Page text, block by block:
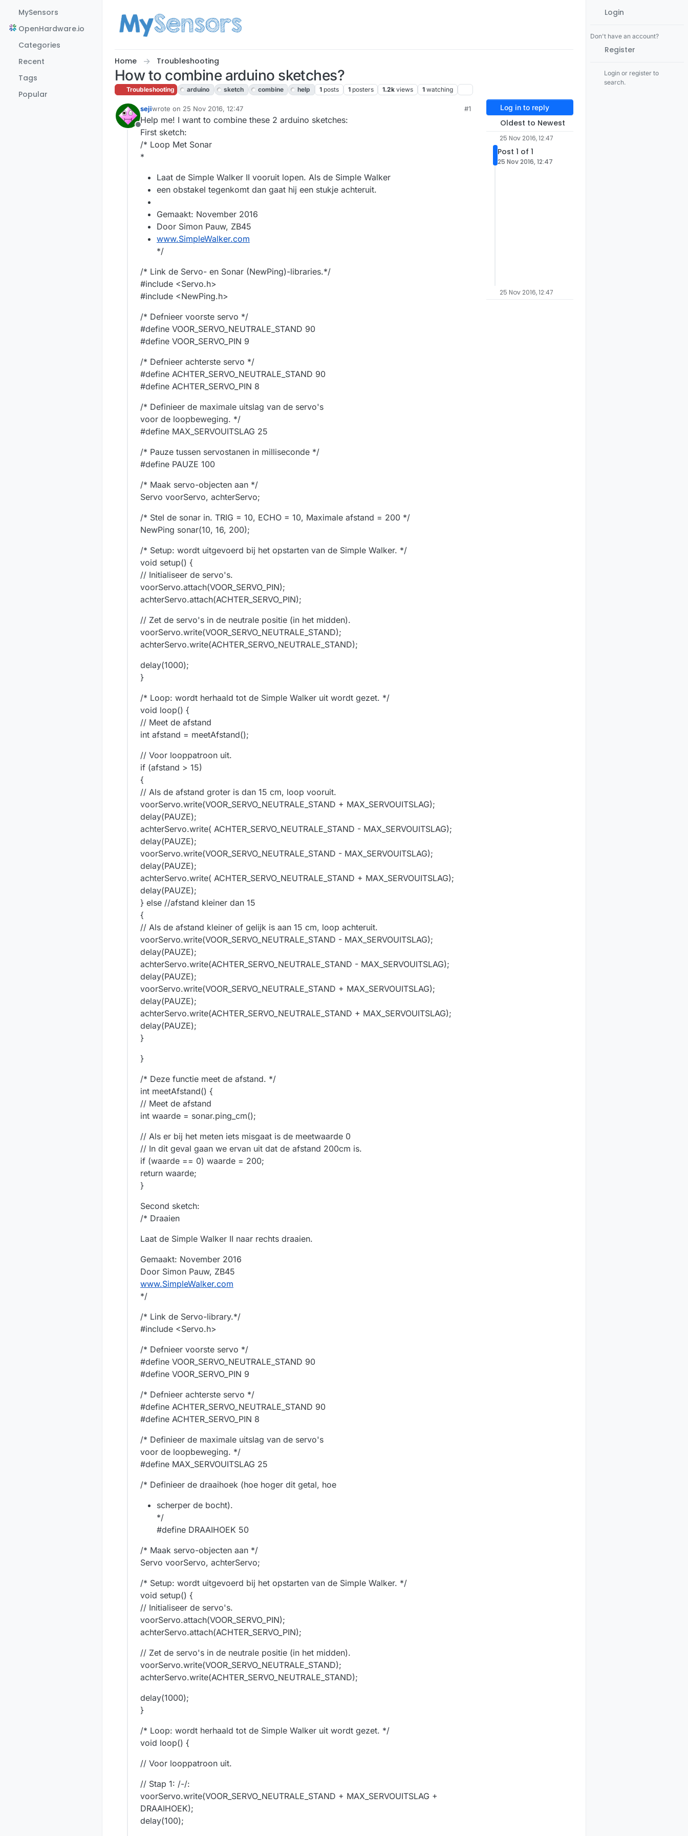
MySensors
OpenHardware.io
Categories
Recent
Tags
Popular
Home Troubleshooting
How to combine arduino sketches?
Troubleshooting arduino sketch combine help 1 posts 1 posters 1.2k views 1 watching
Offline
sejiwrote on 25 Nov 2016, 12:47
last edited by
#1
Help me! I want to combine these 2 arduino sketches:
First sketch:
/* Loop Met Sonar
*
Laat de Simple Walker II vooruit lopen. Als de Simple Walker
een obstakel tegenkomt dan gaat hij een stukje achteruit.
Gemaakt: November 2016
Door Simon Pauw, ZB45
www.SimpleWalker.com
*/
/* Link de Servo- en Sonar (NewPing)-libraries.*/
#include <Servo.h>
#include <NewPing.h>
/* Defnieer voorste servo */
#define VOOR_SERVO_NEUTRALE_STAND 90
#define VOOR_SERVO_PIN 9
/* Defnieer achterste servo */
#define ACHTER_SERVO_NEUTRALE_STAND 90
#define ACHTER_SERVO_PIN 8
/* Definieer de maximale uitslag van de servo's
voor de loopbeweging. */
#define MAX_SERVOUITSLAG 25
/* Pauze tussen servostanen in milliseconde */
#define PAUZE 100
/* Maak servo-objecten aan */
Servo voorServo, achterServo;
/* Stel de sonar in. TRIG = 10, ECHO = 10, Maximale afstand = 200 */
NewPing sonar(10, 16, 200);
/* Setup: wordt uitgevoerd bij het opstarten van de Simple Walker. */
void setup() {
// Initialiseer de servo's.
voorServo.attach(VOOR_SERVO_PIN);
achterServo.attach(ACHTER_SERVO_PIN);
// Zet de servo's in de neutrale positie (in het midden).
voorServo.write(VOOR_SERVO_NEUTRALE_STAND);
achterServo.write(ACHTER_SERVO_NEUTRALE_STAND);
delay(1000);
}
/* Loop: wordt herhaald tot de Simple Walker uit wordt gezet. */
void loop() {
// Meet de afstand
int afstand = meetAfstand();
// Voor looppatroon uit.
if (afstand > 15)
{
// Als de afstand groter is dan 15 cm, loop vooruit.
voorServo.write(VOOR_SERVO_NEUTRALE_STAND + MAX_SERVOUITSLAG);
delay(PAUZE);
achterServo.write( ACHTER_SERVO_NEUTRALE_STAND - MAX_SERVOUITSLAG);
delay(PAUZE);
voorServo.write(VOOR_SERVO_NEUTRALE_STAND - MAX_SERVOUITSLAG);
delay(PAUZE);
achterServo.write( ACHTER_SERVO_NEUTRALE_STAND + MAX_SERVOUITSLAG);
delay(PAUZE);
} else //afstand kleiner dan 15
{
// Als de afstand kleiner of gelijk is aan 15 cm, loop achteruit.
voorServo.write(VOOR_SERVO_NEUTRALE_STAND - MAX_SERVOUITSLAG);
delay(PAUZE);
achterServo.write(ACHTER_SERVO_NEUTRALE_STAND - MAX_SERVOUITSLAG);
delay(PAUZE);
voorServo.write(VOOR_SERVO_NEUTRALE_STAND + MAX_SERVOUITSLAG);
delay(PAUZE);
achterServo.write(ACHTER_SERVO_NEUTRALE_STAND + MAX_SERVOUITSLAG);
delay(PAUZE);
}
}
/* Deze functie meet de afstand. */
int meetAfstand() {
// Meet de afstand
int waarde = sonar.ping_cm();
// Als er bij het meten iets misgaat is de meetwaarde 0
// In dit geval gaan we ervan uit dat de afstand 200cm is.
if (waarde == 0) waarde = 200;
return waarde;
}
Second sketch:
/* Draaien
Laat de Simple Walker II naar rechts draaien.
Gemaakt: November 2016
Door Simon Pauw, ZB45
www.SimpleWalker.com
*/
/* Link de Servo-library.*/
#include <Servo.h>
/* Defnieer voorste servo */
#define VOOR_SERVO_NEUTRALE_STAND 90
#define VOOR_SERVO_PIN 9
/* Defnieer achterste servo */
#define ACHTER_SERVO_NEUTRALE_STAND 90
#define ACHTER_SERVO_PIN 8
/* Definieer de maximale uitslag van de servo's
voor de loopbeweging. */
#define MAX_SERVOUITSLAG 25
/* Definieer de draaihoek (hoe hoger dit getal, hoe
scherper de bocht).
*/
#define DRAAIHOEK 50
/* Maak servo-objecten aan */
Servo voorServo, achterServo;
/* Setup: wordt uitgevoerd bij het opstarten van de Simple Walker. */
void setup() {
// Initialiseer de servo's.
voorServo.attach(VOOR_SERVO_PIN);
achterServo.attach(ACHTER_SERVO_PIN);
// Zet de servo's in de neutrale positie (in het midden).
voorServo.write(VOOR_SERVO_NEUTRALE_STAND);
achterServo.write(ACHTER_SERVO_NEUTRALE_STAND);
delay(1000);
}
/* Loop: wordt herhaald tot de Simple Walker uit wordt gezet. */
void loop() {
// Voor looppatroon uit.
// Stap 1: /-/:
voorServo.write(VOOR_SERVO_NEUTRALE_STAND + MAX_SERVOUITSLAG +
DRAAIHOEK);
delay(100);
Log in to reply
Oldest to Newest
25 Nov 2016, 12:47
Post 1 of 1
25 Nov 2016, 12:47
25 Nov 2016, 12:47
Login
Don't have an account?
Register
Login or register to
search.